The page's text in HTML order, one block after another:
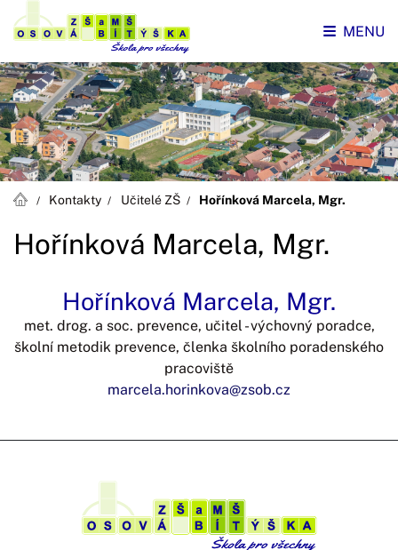
MENU
Kontakty Učitelé ZŠ Hořínková Marcela, Mgr.
Hořínková Marcela, Mgr.
Hořínková Marcela, Mgr.
met. drog. a soc. prevence, učitel - výchovný poradce,
školní metodik prevence, členka školního poradenského
pracoviště
marcela.horinkova@zsob.cz